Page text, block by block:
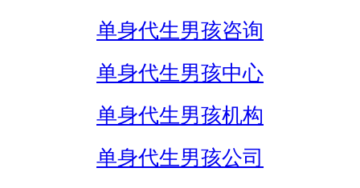
单身代生男孩咨询
单身代生男孩中心
单身代生男孩机构
单身代生男孩公司